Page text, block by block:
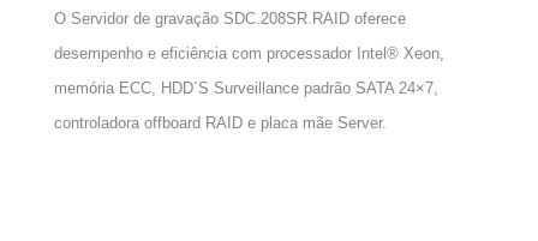
O Servidor de gravação SDC.208SR.RAID oferece
desempenho e eficiência com processador Intel® Xeon,
memória ECC, HDD´S Surveillance padrão SATA 24×7,
controladora offboard RAID e placa mãe Server.